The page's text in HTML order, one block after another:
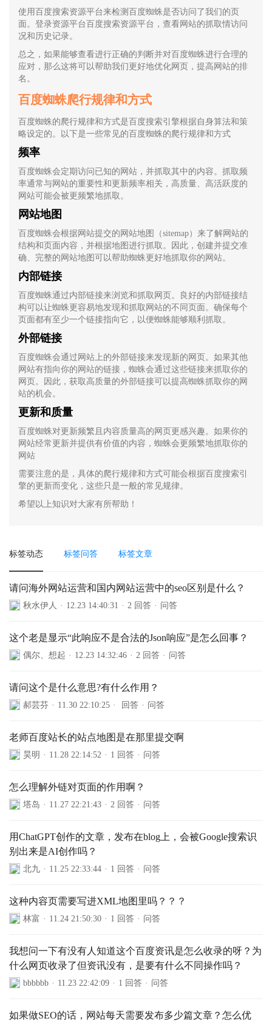
使用百度搜索资源平台来检测百度蜘蛛是否访问了我们的页
面。登录资源平台百度搜索资源平台，查看网站的抓取情访问
况和历史记录。
总之，如果能够查看进行正确的判断并对百度蜘蛛进行合理的
应对，那么这将可以帮助我们更好地优化网页，提高网站的排
名。
百度蜘蛛爬行规律和方式
百度蜘蛛的爬行规律和方式是百度搜索引擎根据自身算法和策
略设定的。以下是一些常见的百度蜘蛛的爬行规律和方式
频率
百度蜘蛛会定期访问已知的网站，并抓取其中的内容。抓取频
率通常与网站的重要性和更新频率相关，高质量、高活跃度的
网站可能会被更频繁地抓取。
网站地图
百度蜘蛛会根据网站提交的网站地图（sitemap）来了解网站的
结构和页面内容，并根据地图进行抓取。因此，创建并提交准
确、完整的网站地图可以帮助蜘蛛更好地抓取你的网站。
内部链接
百度蜘蛛通过内部链接来浏览和抓取网页。良好的内部链接结
构可以让蜘蛛更容易地发现和抓取网站的不同页面。确保每个
页面都有至少一个链接指向它，以便蜘蛛能够顺利抓取。
外部链接
百度蜘蛛会通过网站上的外部链接来发现新的网页。如果其他
网站有指向你的网站的链接，蜘蛛会通过这些链接来抓取你的
网页。因此，获取高质量的外部链接可以提高蜘蛛抓取你的网
站的机会。
更新和质量
百度蜘蛛对更新频繁且内容质量高的网页更感兴趣。如果你的
网站经常更新并提供有价值的内容，蜘蛛会更频繁地抓取你的
网站
需要注意的是，具体的爬行规律和方式可能会根据百度搜索引
擎的更新而变化，这些只是一般的常见规律。
希望以上知识对大家有所帮助！
标签动态 标签问答 标签文章
请问海外网站运营和国内网站运营中的seo区别是什么？
秋水伊人 · 12.23 14:40:31 · 2 回答 · 问答
这个老是显示“此响应不是合法的Json响应”是怎么回事？
偶尔、想起 · 12.23 14:32:46 · 2 回答 · 问答
请问这个是什么意思?有什么作用？
郝芸芬 · 11.30 22:10:25 · 回答 · 问答
老师百度站长的站点地图是在那里提交啊
昊明 · 11.28 22:14:52 · 1 回答 · 问答
怎么理解外链对页面的作用啊？
塔岛 · 11.27 22:21:43 · 2 回答 · 问答
用ChatGPT创作的文章，发布在blog上，会被Google搜索识
别出来是AI创作吗？
北九 · 11.25 22:33:44 · 1 回答 · 问答
这种内容页需要写进XML地图里吗？？？
林富 · 11.24 21:50:30 · 1 回答 · 问答
我想问一下有没有人知道这个百度资讯是怎么收录的呀？为
什么网页收录了但资讯没有，是要有什么不同操作吗？
bbbbbb · 11.23 22:42:09 · 1 回答 · 问答
如果做SEO的话，网站每天需要发布多少篇文章？怎么优